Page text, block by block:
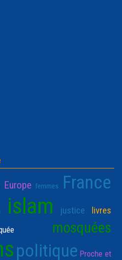
Europe femmes France
islam justice livres
mosquées
politique Proche et